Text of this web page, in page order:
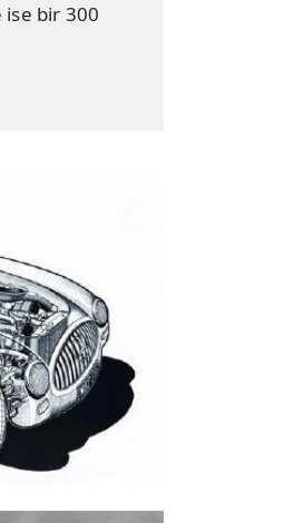
bir 300